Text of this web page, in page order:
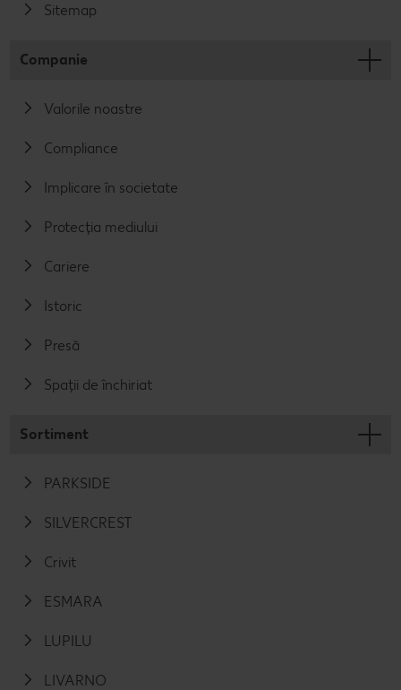
Sitemap
Companie
Valorile noastre
Compliance
Implicare în societate
Protecția mediului
Cariere
Istoric
Presă
Spații de închiriat
Sortiment
PARKSIDE
SILVERCREST
Crivit
ESMARA
LUPILU
LIVARNO